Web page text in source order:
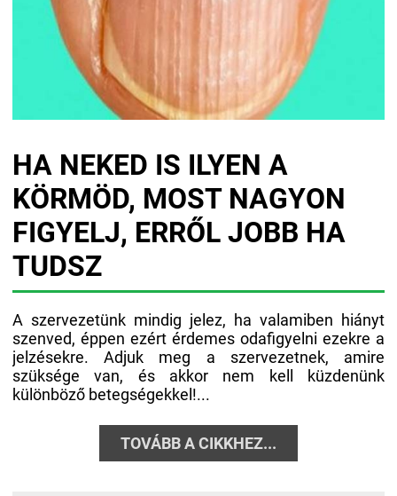
HA NEKED IS ILYEN A
KÖRMÖD, MOST NAGYON
FIGYELJ, ERRŐL JOBB HA
TUDSZ
A szervezetünk mindig jelez, ha valamiben hiányt
szenved, éppen ezért érdemes odafigyelni ezekre a
jelzésekre. Adjuk meg a szervezetnek, amire
szüksége van, és akkor nem kell küzdenünk
különböző betegségekkel!...
TOVÁBB A CIKKHEZ...